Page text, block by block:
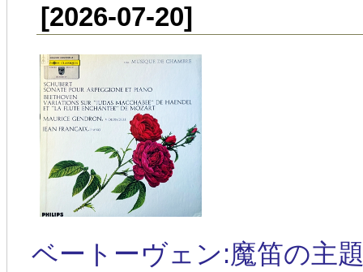
[2026-07-20]
ベートーヴェン:魔笛の主